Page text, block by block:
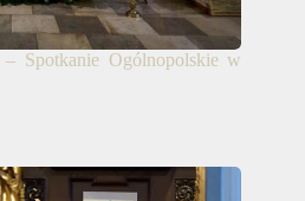
Spotkanie Ogólnopolskie w